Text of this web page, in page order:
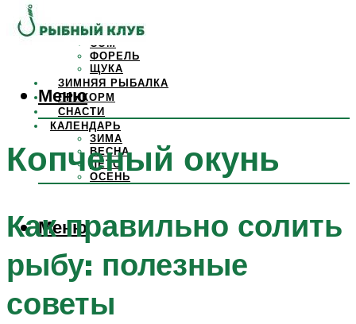
САЗАН
СОМ
ФОРЕЛЬ
ЩУКА
ЗИМНЯЯ РЫБАЛКА
ПРИКОРМ
СНАСТИ
КАЛЕНДАРЬ
ЗИМА
ВЕСНА
ЛЕТО
ОСЕНЬ
Меню
Меню
Копченый окунь
Как правильно солить
рыбу: полезные
советы